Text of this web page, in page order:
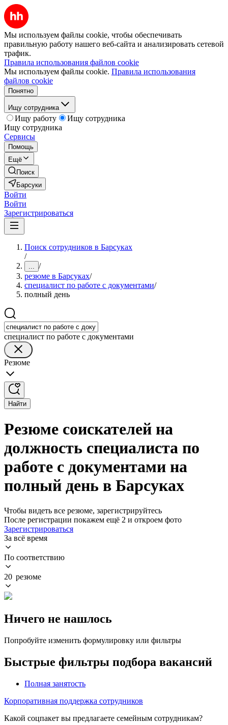
Мы используем файлы cookie, чтобы обеспечивать
правильную работу нашего веб-сайта и анализировать сетевой
трафик.
Правила использования файлов cookie
Мы используем файлы cookie. Правила использования
файлов cookie
Понятно
Ищу сотрудника
Ищу работу
Ищу сотрудника
Ищу сотрудника
Сервисы
Помощь
Ещё
Поиск
Барсуки
Войти
Войти
Зарегистрироваться
Поиск сотрудников в Барсуках
/
... /
резюме в Барсуках/
специалист по работе с документами/
полный день
специалист по работе с документами
Резюме
Найти
Резюме соискателей на
должность специалиста по
работе с документами на
полный день в Барсуках
Чтобы видеть все резюме, зарегистрируйтесь
После регистрации покажем ещё 2 и откроем фото
Зарегистрироваться
За всё время
По соответствию
20 резюме
Ничего не нашлось
Попробуйте изменить формулировку или фильтры
Быстрые фильтры подбора вакансий
Полная занятость
Корпоративная поддержка сотрудников
Какой соцпакет вы предлагаете семейным сотрудникам?